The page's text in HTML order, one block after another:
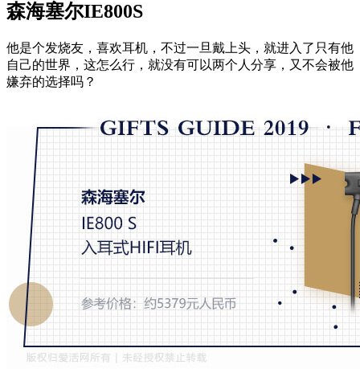
森海塞尔IE800S
他是个发烧友，喜欢耳机，不过一旦戴上头，就进入了只有他
自己的世界，这怎么行，就没有可以两个人分享，又不会被他
嫌弃的选择吗？